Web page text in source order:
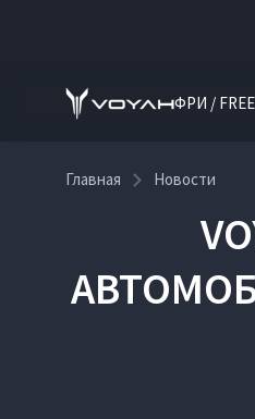
ФРИ / FREE
Главная Новости